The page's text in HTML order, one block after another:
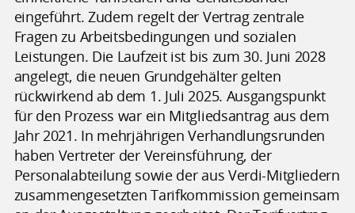
eingeführt. Zudem regelt der Vertrag zentrale
Fragen zu Arbeitsbedingungen und sozialen
Leistungen. Die Laufzeit ist bis zum 30. Juni 2028
angelegt, die neuen Grundgehälter gelten
rückwirkend ab dem 1. Juli 2025. Ausgangspunkt
für den Prozess war ein Mitgliedsantrag aus dem
Jahr 2021. In mehrjährigen Verhandlungsrunden
haben Vertreter der Vereinsführung, der
Personalabteilung sowie der aus Verdi-Mitgliedern
zusammengesetzten Tarifkommission gemeinsam